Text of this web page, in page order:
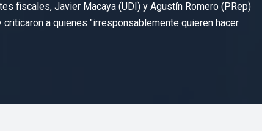
fiscales, Javier Macaya (UDI) y Agustín Romero (PRep)
a quienes "irresponsablemente quieren hacer